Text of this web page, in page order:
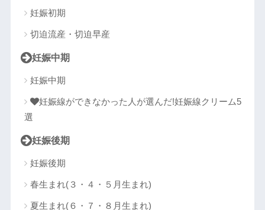
妊娠初期
切迫流産・切迫早産
妊娠中期
妊娠中期
妊娠線ができなかった人が選んだ!妊娠線クリーム5
選
妊娠後期
妊娠後期
春生まれ(３・４・５月生まれ)
夏生まれ(６・７・８月生まれ)